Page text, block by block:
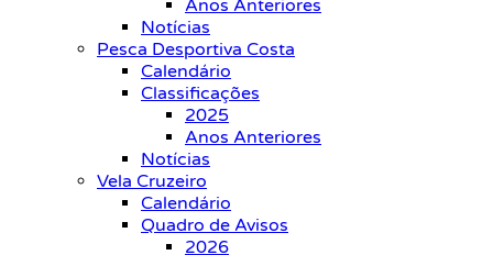
Anos Anteriores
Notícias
Pesca Desportiva Costa
Calendário
Classificações
2025
Anos Anteriores
Notícias
Vela Cruzeiro
Calendário
Quadro de Avisos
2026